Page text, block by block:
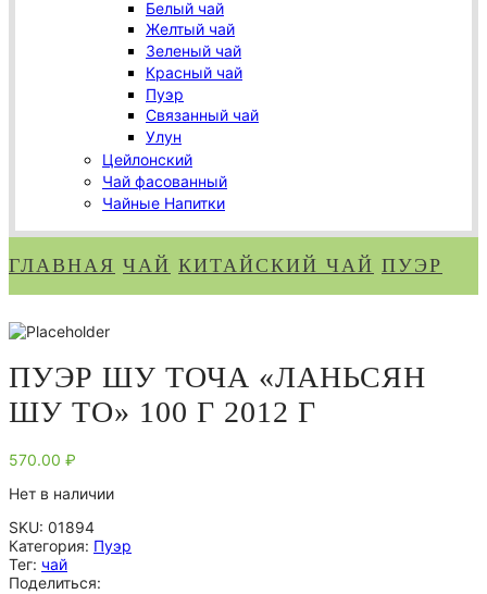
Белый чай
Желтый чай
Зеленый чай
Красный чай
Пуэр
Связанный чай
Улун
Цейлонский
Чай фасованный
Чайные Напитки
ГЛАВНАЯ ЧАЙ КИТАЙСКИЙ ЧАЙ ПУЭР
ПУЭР ШУ ТОЧА «ЛАНЬСЯН
ШУ ТО» 100 Г 2012 Г
570.00 ₽
Нет в наличии
SKU: 01894
Категория: Пуэр
Тег: чай
Поделиться: